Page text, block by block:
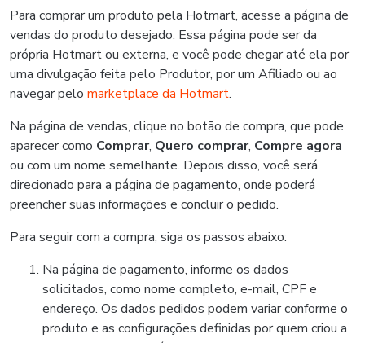
Para comprar um produto pela Hotmart, acesse a página de
vendas do produto desejado. Essa página pode ser da
própria Hotmart ou externa, e você pode chegar até ela por
uma divulgação feita pelo Produtor, por um Afiliado ou ao
navegar pelo marketplace da Hotmart.
Na página de vendas, clique no botão de compra, que pode
aparecer como Comprar, Quero comprar, Compre agora
ou com um nome semelhante. Depois disso, você será
direcionado para a página de pagamento, onde poderá
preencher suas informações e concluir o pedido.
Para seguir com a compra, siga os passos abaixo:
Na página de pagamento, informe os dados
solicitados, como nome completo, e-mail, CPF e
endereço. Os dados pedidos podem variar conforme o
produto e as configurações definidas por quem criou a